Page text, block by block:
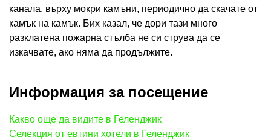
канала, върху мокри камъни, периодично да скачате от
камък на камък. Бих казал, че дори тази много
разклатена пожарна стълба не си струва да се
изкачвате, ако няма да продължите.
Информация за посещение
Какво още да видите в Геленджик
Селекция от евтини хотели в Геленджик